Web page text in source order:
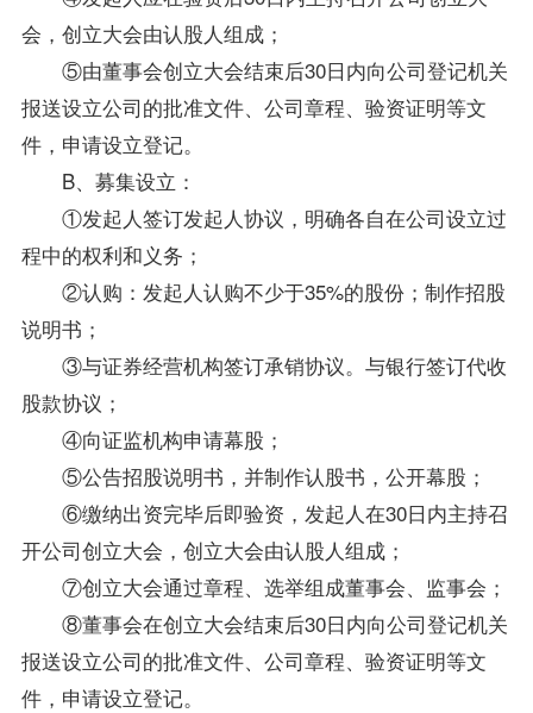
会，创立大会由认股人组成；
⑤由董事会创立大会结束后30日内向公司登记机关
报送设立公司的批准文件、公司章程、验资证明等文
件，申请设立登记。
B、募集设立：
①发起人签订发起人协议，明确各自在公司设立过
程中的权利和义务；
②认购：发起人认购不少于35%的股份；制作招股
说明书；
③与证券经营机构签订承销协议。与银行签订代收
股款协议；
④向证监机构申请幕股；
⑤公告招股说明书，并制作认股书，公开幕股；
⑥缴纳出资完毕后即验资，发起人在30日内主持召
开公司创立大会，创立大会由认股人组成；
⑦创立大会通过章程、选举组成董事会、监事会；
⑧董事会在创立大会结束后30日内向公司登记机关
报送设立公司的批准文件、公司章程、验资证明等文
件，申请设立登记。